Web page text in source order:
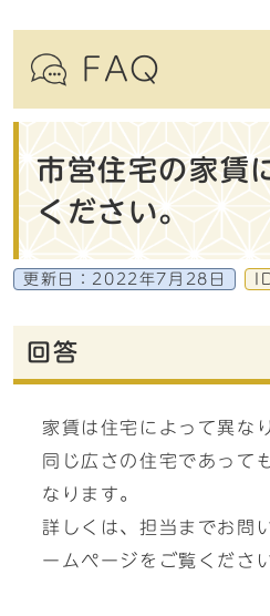
FAQ
市営住宅の家賃
ください。
更新日： 2022年7月28日
回答
家賃は住宅によって異な
同じ広さの住宅であって
なります。
詳しくは、担当までお問
ームページをご覧くださ